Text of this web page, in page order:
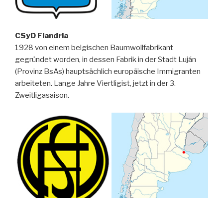
CSyD Flandria
1928 von einem belgischen Baumwollfabrikant
gegründet worden, in dessen Fabrik in der Stadt Luján
(Provinz BsAs) hauptsächlich europäische Immigranten
arbeiteten. Lange Jahre Viertligist, jetzt in der 3.
Zweitligasaison.